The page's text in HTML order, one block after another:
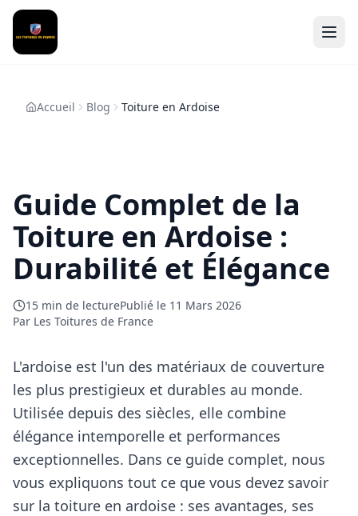
Accueil Blog Toiture en Ardoise
Guide Complet de la
Toiture en Ardoise :
Durabilité et Élégance
15 min de lecturePublié le 11 Mars 2026
Par Les Toitures de France
L'ardoise est l'un des matériaux de couverture
les plus prestigieux et durables au monde.
Utilisée depuis des siècles, elle combine
élégance intemporelle et performances
exceptionnelles. Dans ce guide complet, nous
vous expliquons tout ce que vous devez savoir
sur la toiture en ardoise : ses avantages, ses